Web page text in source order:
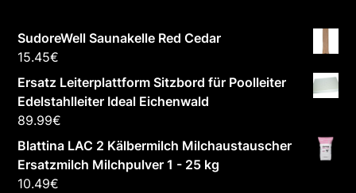
SudoreWell Saunakelle Red Cedar
15.45€
Ersatz Leiterplattform Sitzbord für Poolleiter
Edelstahlleiter Ideal Eichenwald
89.99€
Blattina LAC 2 Kälbermilch Milchaustauscher
Ersatzmilch Milchpulver 1 - 25 kg
10.49€